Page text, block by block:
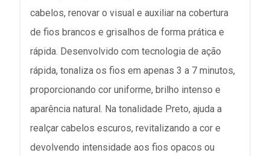
cabelos, renovar o visual e auxiliar na cobertura
de fios brancos e grisalhos de forma prática e
rápida. Desenvolvido com tecnologia de ação
rápida, tonaliza os fios em apenas 3 a 7 minutos,
proporcionando cor uniforme, brilho intenso e
aparência natural. Na tonalidade Preto, ajuda a
realçar cabelos escuros, revitalizando a cor e
devolvendo intensidade aos fios opacos ou